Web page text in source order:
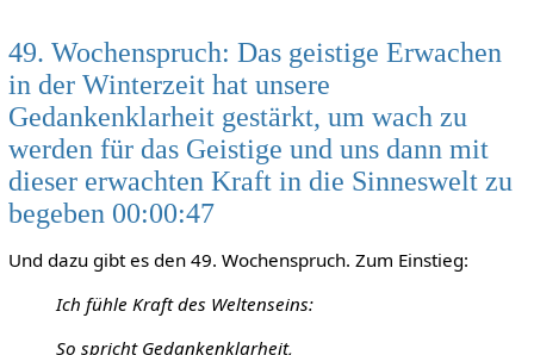
49. Wochenspruch: Das geistige Erwachen
in der Winterzeit hat unsere
Gedankenklarheit gestärkt, um wach zu
werden für das Geistige und uns dann mit
dieser erwachten Kraft in die Sinneswelt zu
begeben 00:00:47
Und dazu gibt es den 49. Wochenspruch. Zum Einstieg:
Ich fühle Kraft des Weltenseins:
So spricht Gedankenklarheit,